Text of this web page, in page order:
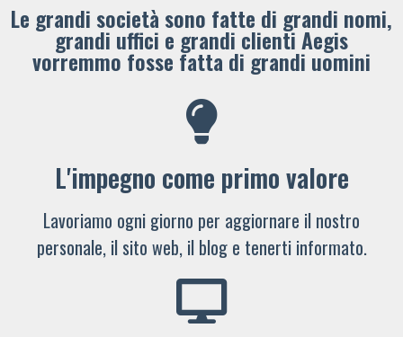
Le grandi società sono fatte di grandi nomi,
grandi uffici e grandi clienti ​Aegis
vorremmo fosse fatta di grandi uomini
L'impegno come primo valore
Lavoriamo ogni giorno per aggiornare il nostro
personale, il sito web, il blog e tenerti informato.